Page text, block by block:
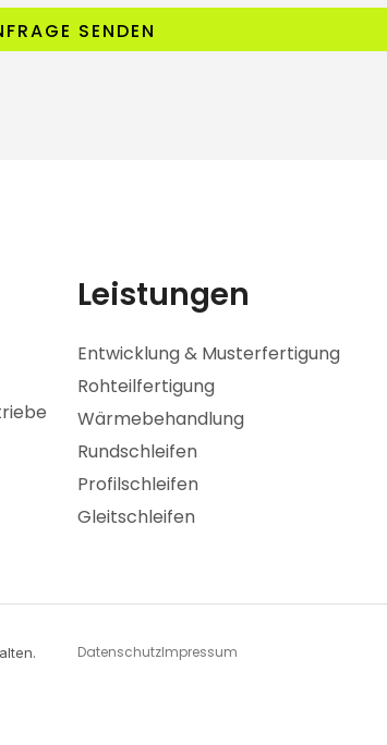
SENDEN
Leistungen
Entwicklung & Musterfertigung
Rohteilfertigung
Wärmebehandlung
Rundschleifen
Profilschleifen
Gleitschleifen
DatenschutzImpressum